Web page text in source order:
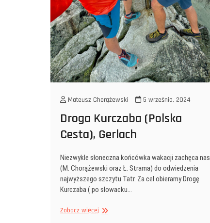
Mateusz Chorążewski 5 września, 2024
Droga Kurczaba (Polska
Cesta), Gerlach
Niezwykle słoneczna końcówka wakacji zachęca nas
(M. Chorążewski oraz Ł. Strama) do odwiedzenia
najwyższego szczytu Tatr. Za cel obieramy Drogę
Kurczaba ( po słowacku…
Zobacz więcej Droga